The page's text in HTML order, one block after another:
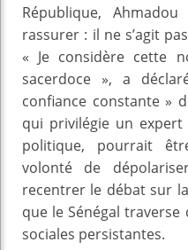
République,
rassurer : il ne s’agit
« Je considère cette
sacerdoce », a
confiance constante »
qui privilégie un
politique, pourrait
volonté de
recentrer le débat sur
que le Sénégal
sociales persistantes.